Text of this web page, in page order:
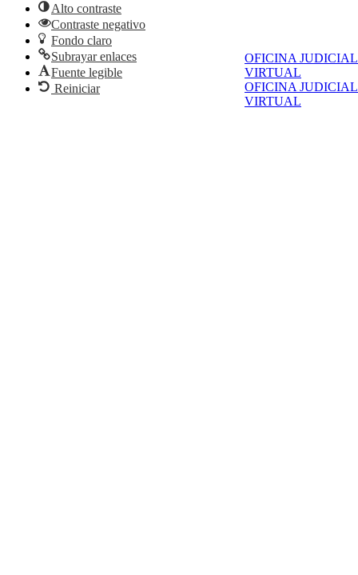
OFICINA JUDICIAL
VIRTUAL
OFICINA JUDICIAL
VIRTUAL
Alto contraste
Contraste negativo
Fondo claro
Subrayar enlaces
Fuente legible
Reiniciar